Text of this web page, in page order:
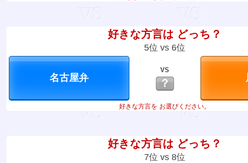
好きな方言は どっち？
5位 vs 6位
VS
？
好きな方言を お選びください。
好きな方言は どっち？
7位 vs 8位